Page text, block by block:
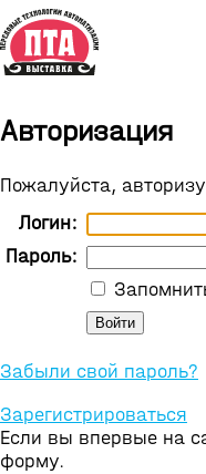
Авторизация
Пожалуйста,
Логин:
Пароль:
Забыли свой пароль?
Зарегистрироваться
Если вы впервые на
форму.